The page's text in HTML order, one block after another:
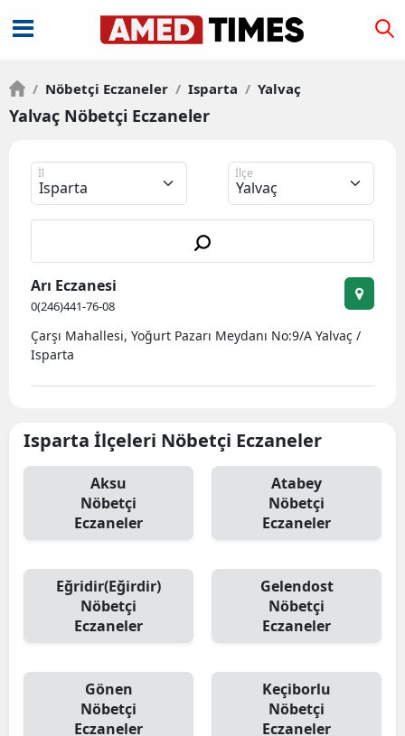
/ Nöbetçi Eczaneler / Isparta / Yalvaç
Yalvaç Nöbetçi Eczaneler
İl İlçe
Arı Eczanesi
0(246)441-76-08
Çarşı Mahallesi, Yoğurt Pazarı Meydanı No:9/A Yalvaç /
Isparta
Isparta İlçeleri Nöbetçi Eczaneler
Aksu
Nöbetçi
Eczaneler
Atabey
Nöbetçi
Eczaneler
Eğridir(Eğirdir)
Nöbetçi
Eczaneler
Gelendost
Nöbetçi
Eczaneler
Gönen
Nöbetçi
Eczaneler
Keçiborlu
Nöbetçi
Eczaneler